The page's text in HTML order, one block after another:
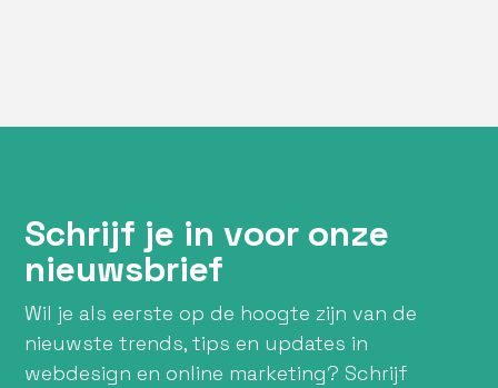
Schrijf je in voor onze
nieuwsbrief
Wil je als eerste op de hoogte zijn van de
nieuwste trends, tips en updates in
webdesign en online marketing? Schrijf